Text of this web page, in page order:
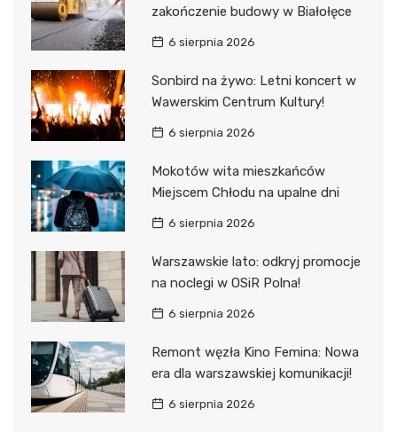
zakończenie budowy w Białołęce
6 sierpnia 2026
Sonbird na żywo: Letni koncert w
Wawerskim Centrum Kultury!
6 sierpnia 2026
Mokotów wita mieszkańców
Miejscem Chłodu na upalne dni
6 sierpnia 2026
Warszawskie lato: odkryj promocje
na noclegi w OSiR Polna!
6 sierpnia 2026
Remont węzła Kino Femina: Nowa
era dla warszawskiej komunikacji!
6 sierpnia 2026